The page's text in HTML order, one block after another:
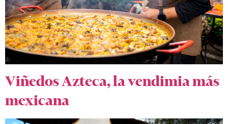
Viñedos Azteca, la vendimia más
mexicana